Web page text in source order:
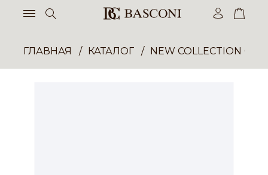
ГЛАВНАЯ КАТАЛОГ NEW COLLECTION